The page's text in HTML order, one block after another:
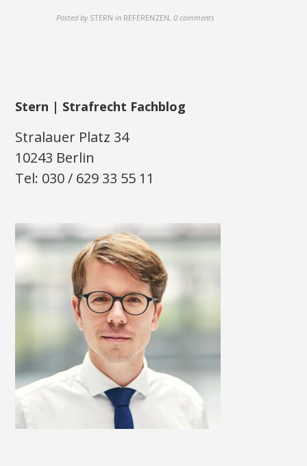
Posted by STERN in REFERENZEN,0 comments
Stern | Strafrecht Fachblog
Stralauer Platz 34
10243 Berlin
Tel: 030 / 629 33 55 11